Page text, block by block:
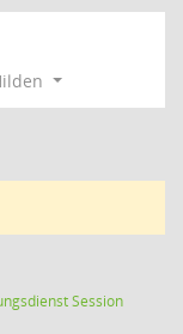
Session(Wird in